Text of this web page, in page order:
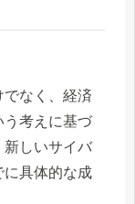
なく、経済
う考えに基づ
新しいサイバ
に具体的な成